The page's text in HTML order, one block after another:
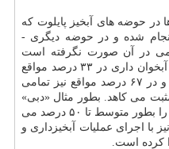
در حوضه های آبخیز پایلوت كه
انجام شده و در حوضه دیگری -
در آن صورت نگرفته است
نشان میدهد كه كارهای آبخیزداری و آبخوان داری در ۳۳ درصد مواقع
مانع از شكل گیری سیلاب می شود و در ۶۷ درصد مواقع نیز تمامی
می كاهد. بطور مثال «دبی»
اوج سیل را تا ۷ برابر و حجم سیلاب را بطور متوسط تا ۵۰ درصد می
با اجرای عملیات آبخیزداری و